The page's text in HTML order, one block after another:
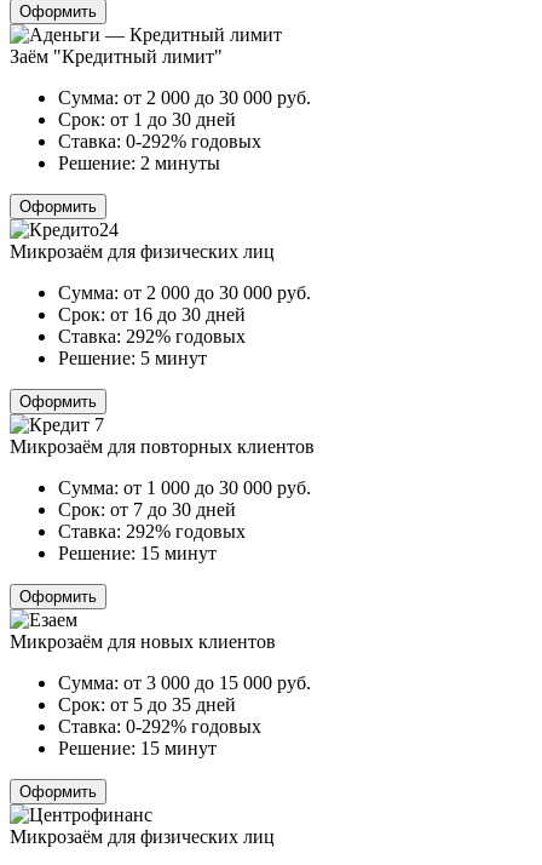
Оформить
Заём "Кредитный лимит"
Сумма: от 2 000 до 30 000 руб.
Срок: от 1 до 30 дней
Ставка: 0-292% годовых
Решение: 2 минуты
Оформить
Микрозаём для физических лиц
Сумма: от 2 000 до 30 000 руб.
Срок: от 16 до 30 дней
Ставка: 292% годовых
Решение: 5 минут
Оформить
Микрозаём для повторных клиентов
Сумма: от 1 000 до 30 000 руб.
Срок: от 7 до 30 дней
Ставка: 292% годовых
Решение: 15 минут
Оформить
Микрозаём для новых клиентов
Сумма: от 3 000 до 15 000 руб.
Срок: от 5 до 35 дней
Ставка: 0-292% годовых
Решение: 15 минут
Оформить
Микрозаём для физических лиц